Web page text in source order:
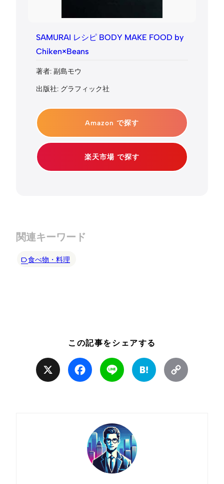
SAMURAI レシピ BODY MAKE FOOD by
Chiken×Beans
著者: 副島モウ
出版社: グラフィック社
Amazon で探す
楽天市場 で探す
関連キーワード
食べ物・料理
この記事をシェアする
Facebook Line Hatena